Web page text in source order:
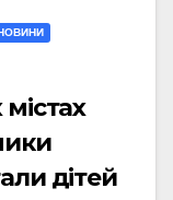
дітей